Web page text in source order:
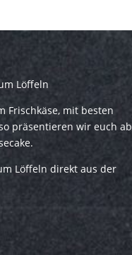
Löffeln
Frischkäse, mit besten
präsentieren wir euch ab
Löffeln direkt aus der